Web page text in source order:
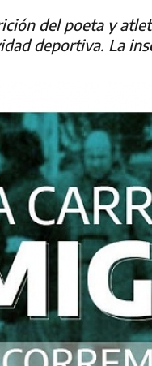
del poeta y
deportiva. La